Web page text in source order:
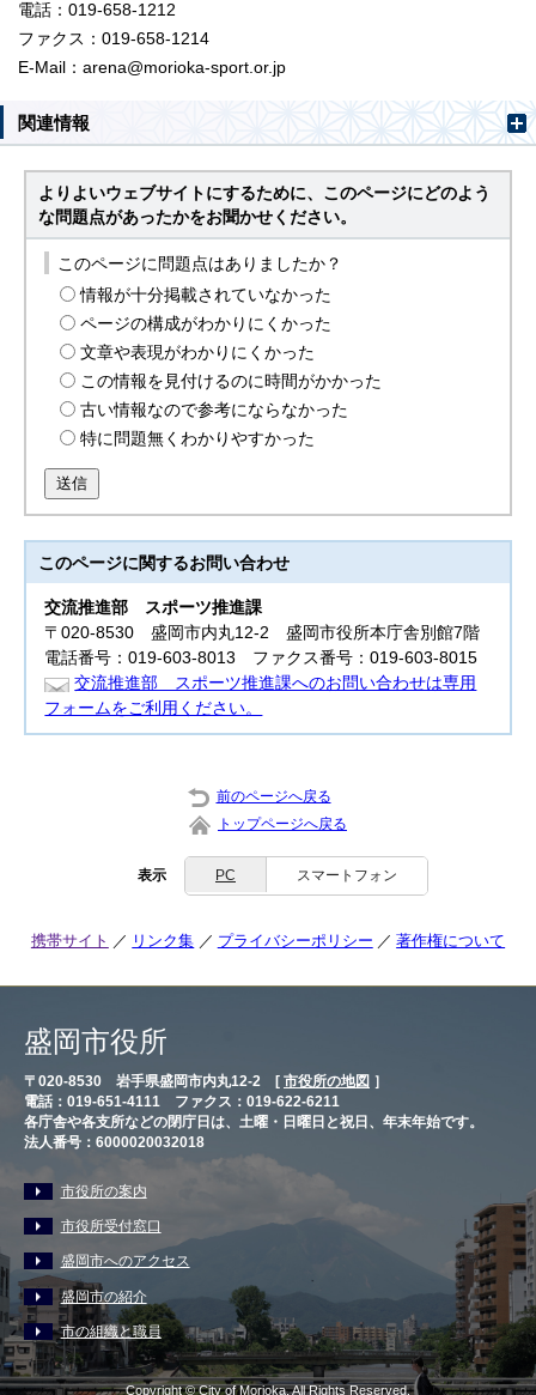
電話：019-658-1212
ファクス：019-658-1214
E-Mail：arena@morioka-sport.or.jp
関連情報
よりよいウェブサイトにするために、このページにどのよう
な問題点があったかをお聞かせください。
このページに問題点はありましたか？
情報が十分掲載されていなかった
ページの構成がわかりにくかった
文章や表現がわかりにくかった
この情報を見付けるのに時間がかかった
古い情報なので参考にならなかった
特に問題無くわかりやすかった
送信
このページに関するお問い合わせ
交流推進部 スポーツ推進課
〒020-8530 盛岡市内丸12-2 盛岡市役所本庁舎別館7階
電話番号：019-603-8013 ファクス番号：019-603-8015
交流推進部 スポーツ推進課へのお問い合わせは専用
フォームをご利用ください。
前のページへ戻る
トップページへ戻る
表示 PC スマートフォン
携帯サイト リンク集 プライバシーポリシー 著作権について
盛岡市役所
〒020-8530 岩手県盛岡市内丸12-2 [ 市役所の地図 ］
電話：019-651-4111 ファクス：019-622-6211
各庁舎や各支所などの閉庁日は、土曜・日曜日と祝日、年末年始です。
法人番号：6000020032018
市役所の案内
市役所受付窓口
盛岡市へのアクセス
盛岡市の紹介
市の組織と職員
Copyright © City of Morioka, All Rights Reserved.